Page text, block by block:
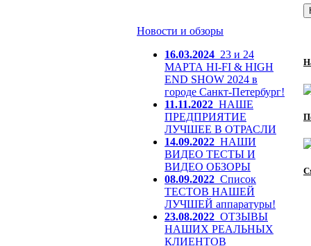
Новости и обзоры
16.03.2024 23 и 24
МАРТА HI-FI & HIGH
END SHOW 2024 в
городе Санкт-Петербург!
11.11.2022 НАШЕ
ПРЕДПРИЯТИЕ
ЛУЧШЕЕ В ОТРАСЛИ
14.09.2022 НАШИ
ВИДЕО ТЕСТЫ И
ВИДЕО ОБЗОРЫ
08.09.2022 Список
ТЕСТОВ НАШЕЙ
ЛУЧШЕЙ аппаратуры!
23.08.2022 ОТЗЫВЫ
НАШИХ РЕАЛЬНЫХ
КЛИЕНТОВ